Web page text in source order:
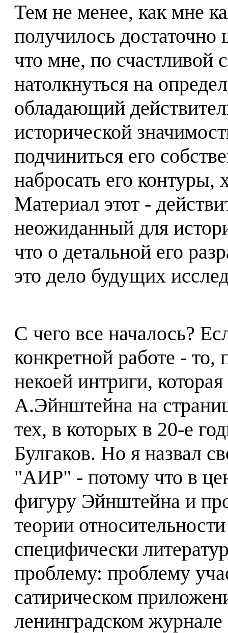
Тем не менее, как мне
получилось
что мне, по счастливой
натолкнуться на
обладающий
исторической
подчиниться его
набросать его
Материал этот -
неожиданный для
что о детальной его
это дело будущих
С чего все началось?
конкретной работе -
некоей интриги,
А.Эйнштейна на
тех, в которых в 20-е
Булгаков. Но я назвал
"АИР" - потому что в
фигуру Эйнштейна и
теории
специфически
проблему: проблему
сатирическом
ленинградском